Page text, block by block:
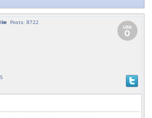
Posts: 8722